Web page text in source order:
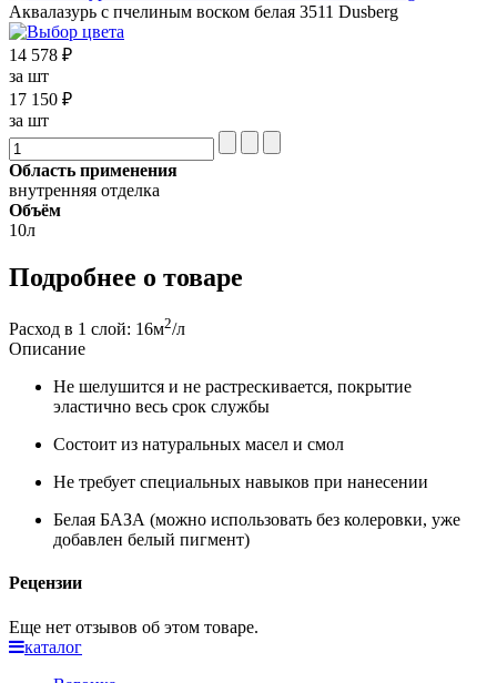
Аквалазурь с пчелиным воском белая 3511 Dusberg
14 578 ₽
за шт
17 150 ₽
за шт
Область применения
внутренняя отделка
Объём
10л
Подробнее о товаре
Расход в 1 слой: 16м2/л
Описание
Не шелушится и не растрескивается, покрытие
эластично весь срок службы
Состоит из натуральных масел и смол
Не требует специальных навыков при нанесении
Белая БАЗА (можно использовать без колеровки, уже
добавлен белый пигмент)
Рецензии
Еще нет отзывов об этом товаре.
каталог